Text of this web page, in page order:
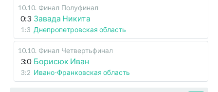
10.10. Финал Полуфинал
0:3 Завада Никита
1:3 Днепропетровская область
10.10. Финал Четвертьфинал
3:0 Борисюк Иван
3:2 Ивано-Франковская область